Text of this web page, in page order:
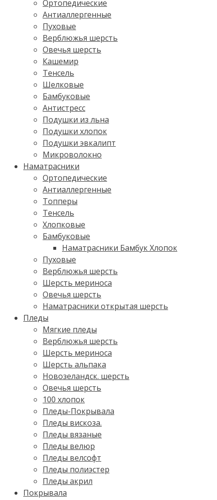
Ортопедические
Антиаллергенные
Пуховые
Верблюжья шерсть
Овечья шерсть
Кашемир
Тенсель
Шелковые
Бамбуковые
Антистресс
Подушки из льна
Подушки хлопок
Подушки эвкалипт
Микроволокно
Наматрасники
Ортопедические
Антиаллергенные
Топперы
Тенсель
Хлопковые
Бамбуковые
Наматрасники Бамбук Хлопок
Пуховые
Верблюжья шерсть
Шерсть мериноса
Овечья шерсть
Наматрасники открытая шерсть
Пледы
Мягкие пледы
Верблюжья шерсть
Шерсть мериноса
Шерсть альпака
Новозеландск. шерсть
Овечья шерсть
100 хлопок
Пледы-Покрывала
Пледы вискоза.
Пледы вязаные
Пледы велюр
Пледы велсофт
Пледы полиэстер
Пледы акрил
Покрывала